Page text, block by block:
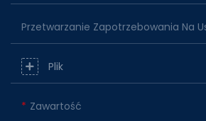
Przetwarzanie Zapotrzebowania Na
Plik
Zawartość